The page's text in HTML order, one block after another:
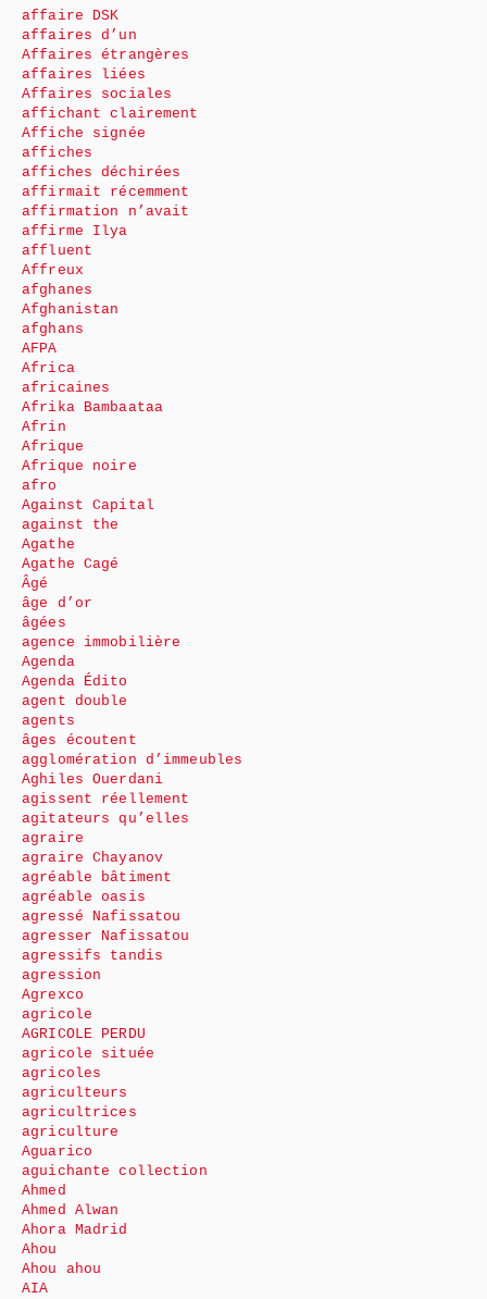
affaire DSK
affaires d’un
Affaires étrangères
affaires liées
Affaires sociales
affichant clairement
Affiche signée
affiches
affiches déchirées
affirmait récemment
affirmation n’avait
affirme Ilya
affluent
Affreux
afghanes
Afghanistan
afghans
AFPA
Africa
africaines
Afrika Bambaataa
Afrin
Afrique
Afrique noire
afro
Against Capital
against the
Agathe
Agathe Cagé
Âgé
âge d’or
âgées
agence immobilière
Agenda
Agenda Édito
agent double
agents
âges écoutent
agglomération d’immeubles
Aghiles Ouerdani
agissent réellement
agitateurs qu’elles
agraire
agraire Chayanov
agréable bâtiment
agréable oasis
agressé Nafissatou
agresser Nafissatou
agressifs tandis
agression
Agrexco
agricole
AGRICOLE PERDU
agricole située
agricoles
agriculteurs
agricultrices
agriculture
Aguarico
aguichante collection
Ahmed
Ahmed Alwan
Ahora Madrid
Ahou
Ahou ahou
AIA